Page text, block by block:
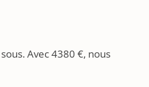
Avec 4380 €, nous